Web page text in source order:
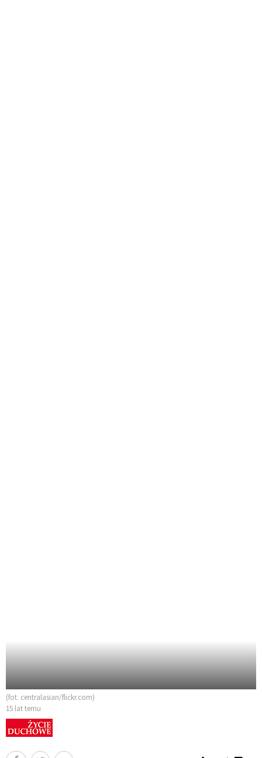
(fot. centralasian/flickr.com)
15 lat temu